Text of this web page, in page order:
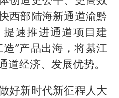
西部陆海新通道渝黔
速推进通道项目建
”产品出海，将綦江
道经济、发展优势。
好新时代新征程人大